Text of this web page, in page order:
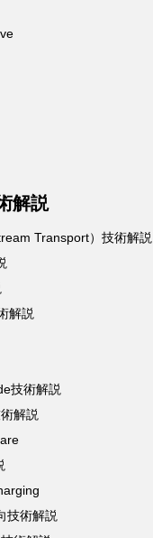
解説
Transport）技術解説
解説
技術解説
解説
技術解説